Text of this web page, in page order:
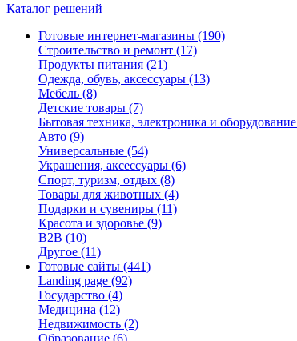
Каталог решений
Готовые интернет-магазины (190)
Строительство и ремонт (17)
Продукты питания (21)
Одежда, обувь, аксессуары (13)
Мебель (8)
Детские товары (7)
Бытовая техника, электроника и оборудование
Авто (9)
Универсальные (54)
Украшения, аксессуары (6)
Спорт, туризм, отдых (8)
Товары для животных (4)
Подарки и сувениры (11)
Красота и здоровье (9)
B2B (10)
Другое (11)
Готовые сайты (441)
Landing page (92)
Государство (4)
Медицина (12)
Недвижимость (2)
Образование (6)